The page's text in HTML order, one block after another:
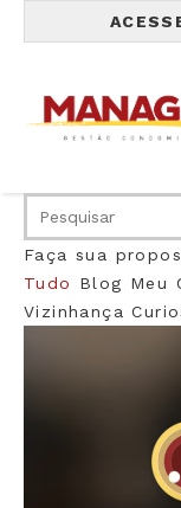
Faça sua
Tudo
Blog Meu
Vizinhança